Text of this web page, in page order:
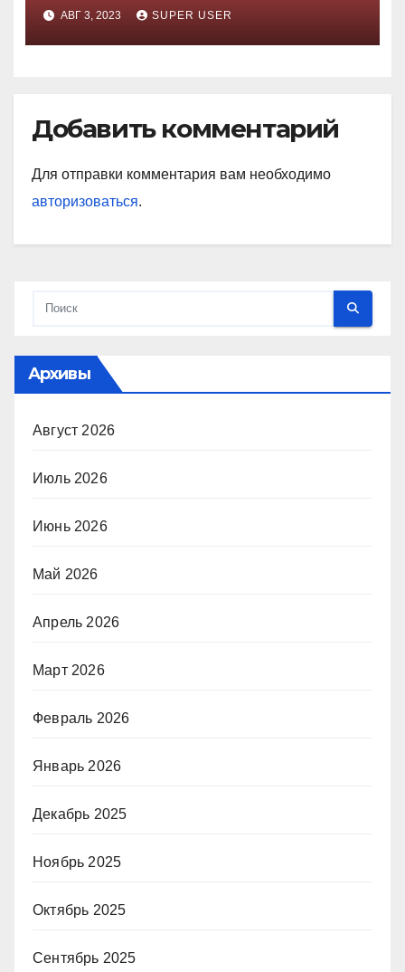
АВГ 3, 2023 SUPER USER
Добавить комментарий
Для отправки комментария вам необходимо
авторизоваться.
Архивы
Август 2026
Июль 2026
Июнь 2026
Май 2026
Апрель 2026
Март 2026
Февраль 2026
Январь 2026
Декабрь 2025
Ноябрь 2025
Октябрь 2025
Сентябрь 2025